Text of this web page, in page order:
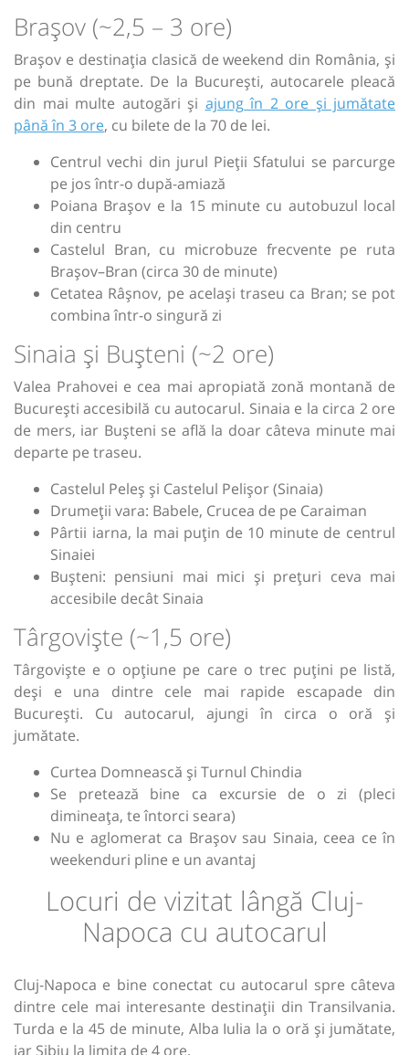
Brașov (~2,5 – 3 ore)
Brașov e destinația clasică de weekend din România, și
pe bună dreptate. De la București, autocarele pleacă
din mai multe autogări și ajung în 2 ore și jumătate
până în 3 ore, cu bilete de la 70 de lei.
Centrul vechi din jurul Pieții Sfatului se parcurge
pe jos într-o după-amiază
Poiana Brașov e la 15 minute cu autobuzul local
din centru
Castelul Bran, cu microbuze frecvente pe ruta
Brașov–Bran (circa 30 de minute)
Cetatea Râșnov, pe același traseu ca Bran; se pot
combina într-o singură zi
Sinaia și Bușteni (~2 ore)
Valea Prahovei e cea mai apropiată zonă montană de
București accesibilă cu autocarul. Sinaia e la circa 2 ore
de mers, iar Bușteni se află la doar câteva minute mai
departe pe traseu.
Castelul Peleș și Castelul Pelișor (Sinaia)
Drumeții vara: Babele, Crucea de pe Caraiman
Pârtii iarna, la mai puțin de 10 minute de centrul
Sinaiei
Bușteni: pensiuni mai mici și prețuri ceva mai
accesibile decât Sinaia
Târgoviște (~1,5 ore)
Târgoviște e o opțiune pe care o trec puțini pe listă,
deși e una dintre cele mai rapide escapade din
București. Cu autocarul, ajungi în circa o oră și
jumătate.
Curtea Domnească și Turnul Chindia
Se pretează bine ca excursie de o zi (pleci
dimineața, te întorci seara)
Nu e aglomerat ca Brașov sau Sinaia, ceea ce în
weekenduri pline e un avantaj
Locuri de vizitat lângă Cluj-
Napoca cu autocarul
Cluj-Napoca e bine conectat cu autocarul spre câteva
dintre cele mai interesante destinații din Transilvania.
Turda e la 45 de minute, Alba Iulia la o oră și jumătate,
iar Sibiu la limita de 4 ore.